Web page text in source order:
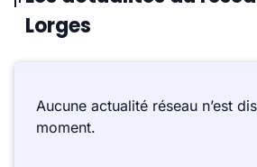
Lorges
Aucune actualité réseau n’est
moment.